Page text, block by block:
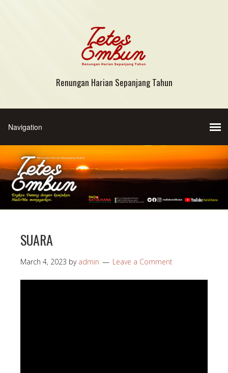
Renungan Harian Sepanjang Tahun
SUARA
March 4, 2023 by admin Leave a Comment